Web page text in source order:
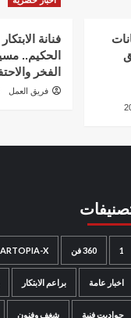
فنانة
الحكيم..
الفخر
فريق العمل
1 360 فن ARTOPIA-X
اخبار عامة براعم الابتكار
حواديت فنية شغف وفنون